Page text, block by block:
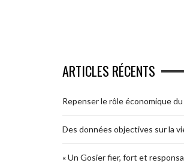
ARTICLES RÉCENTS
Repenser le rôle économique
Des données objectives sur la
« Un Gosier fier, fort et